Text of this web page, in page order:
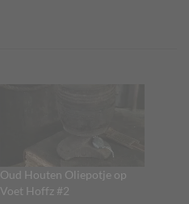
Oud Houten Oliepotje op
Voet Hoffz #2